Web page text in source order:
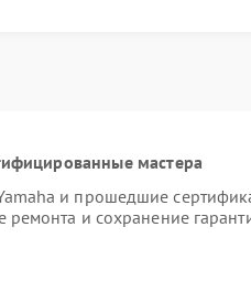
мастера
и прошедшие
ремонта и сохранение